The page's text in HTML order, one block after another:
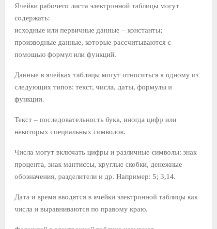
Ячейки рабочего листа электронной таблицы могут
содержать:
исходные или первичные данные – константы;
производные данные, которые рассчитываются с
помощью формул или функций.
Данные в ячейках таблицы могут относиться к одному из
следующих типов: текст, числа, даты, формулы и
функции.
Текст – последовательность букв, иногда цифр или
некоторых специальных символов.
Числа могут включать цифры и различные символы: знак
процента, знак мантиссы, круглые скобки, денежные
обозначения, разделители и др. Например: 5; 3,14.
Дата и время вводятся в ячейки электронной таблицы как
числа и выравниваются по правому краю.